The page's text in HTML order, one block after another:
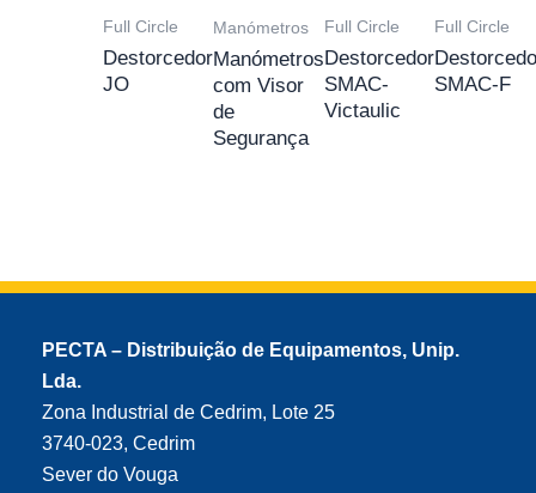
Full Circle
Destorcedor
JO
Manómetros
Manómetros
com Visor
de
Segurança
Full Circle
Destorcedor
SMAC-
Victaulic
Full Circle
SMAC-F
PECTA – Distribuição de Equipamentos, Unip.
Lda.
Zona Industrial de Cedrim, Lote 25
3740-023, Cedrim
Sever do Vouga